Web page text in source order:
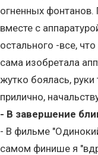
огненных фонтанов.
вместе с
остального -все,
сама изобретала
жутко боялась,
прилично,
- В завершение
- В фильме
самом финише я